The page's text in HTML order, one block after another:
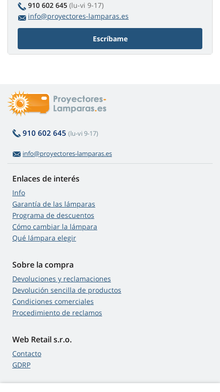
910 602 645 (lu-vi 9-17)
info@proyectores-lamparas.es
Escríbame
910 602 645 (lu-vi 9-17)
info@proyectores-lamparas.es
Enlaces de interés
Info
Garantía de las lámparas
Programa de descuentos
Cómo cambiar la lámpara
Qué lámpara elegir
Sobre la compra
Devoluciones y reclamaciones
Devolución sencilla de productos
Condiciones comerciales
Procedimiento de reclamos
Web Retail s.r.o.
Contacto
GDRP